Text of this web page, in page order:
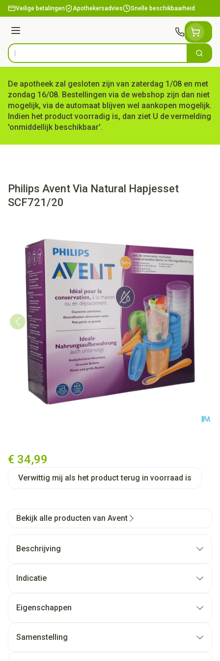
Ga naar de inhoud
Veilige betalingen Apothekersadvies Snelle beschikbaarheid
Menu
Product, merk, categorie... Zoek
De apotheek zal gesloten zijn van zaterdag 1/08 en met
zondag 16/08. Bestellingen via de webshop zijn dan niet
mogelijk, via de automaat blijven wel aankopen mogelijk.
Indien het product voorradig is, dan ziet U de vermelding
'onmiddellijk beschikbaar'.
Philips Avent Via Natural Hapjesset
SCF721/20
€ 34,99
Verwittig mij als het product terug in voorraad is
Bekijk alle producten van Avent
Beschrijving
Indicatie
Eigenschappen
Samenstelling